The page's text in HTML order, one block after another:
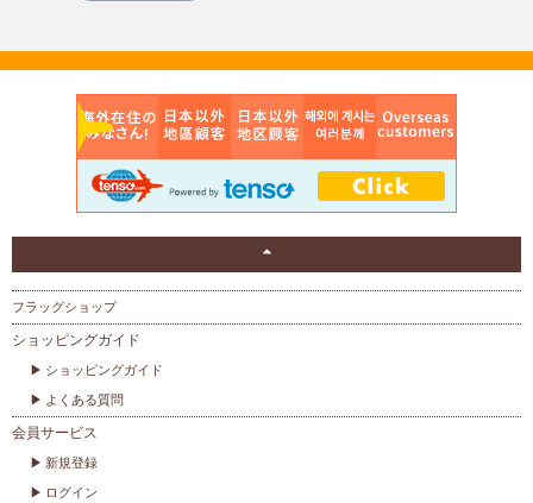
フラッグショップ
ショッピングガイド
ショッピングガイド
よくある質問
会員サービス
新規登録
ログイン